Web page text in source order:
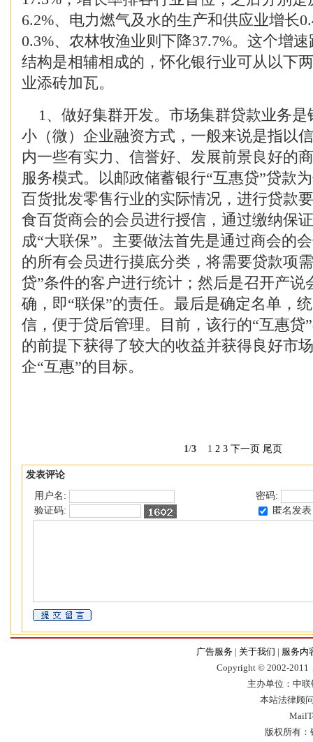
6.2%、电力燃气及水的生产和供应业增长
0.3%、农林牧渔业则下降37.7%。这个增
结构是相辅相成的，怀化银行业可从以下
业添砖加瓦。
1、做好集群开发。市场集群贷款业务是
小（微）企业融资方式，一般来说是指以
内一些有实力、信誉好、发展前景良好的
服务模式。以邮政储蓄银行“互惠贷”贷款
百货批发零售行业的实际情况，进行贷款
食百货商会的会员进行授信，通过缴纳保
成“大联保”。主要做法首先是通过商会的
的所有会员进行摸底分类，将需要贷款项
贷”条件的客户进行统计；然后是召开产说
确，即“联保”的责任。最后是确定名单，
信，便于贷后管理。目前，该行的“互惠贷
的前提下获得了较大的收益并获得良好市
企“互惠”的目标。
1 /3 1 2 3 下一页 尾页
发表评论
用户名:
密码:
验证码:
匿名发表
广告服务 | 关于我们 | 服务内
Copyright © 2002-2011
主办单位：中
本站法律顾
版权所有